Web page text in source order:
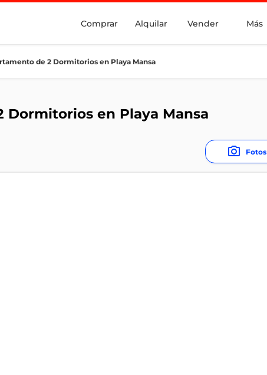
Comprar Alquilar Vender Más
de 2 Dormitorios en Playa Mansa
en Playa Mansa
Fotos